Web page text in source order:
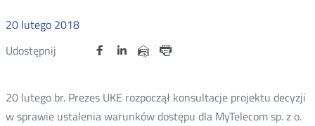
20 lutego 2018
Udostępnij
Udostępnij
Otwórz Udostępnij
na
OtwórzUdostępnij
na
OtwórzUdostępnij
przez
20 lutego br. Prezes UKE rozpoczął konsultacje projektu decyzji
w sprawie ustalenia warunków dostępu dla MyTelecom sp. z o.